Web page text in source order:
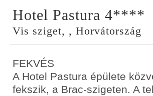
Hotel Pastura 4****
Vis sziget, , Horvátország
FEKVÉS
A Hotel Pastura épülete
fekszik, a Brac-szigeten. A